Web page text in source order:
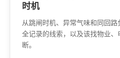
时机
从跳闸时机、异常气味和同回
全记录的线索，以及该找物业、
断。